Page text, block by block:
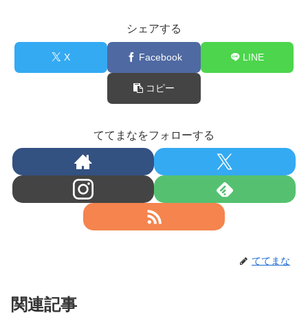
シェアする
X Facebook LINE
コピー
ててまなをフォローする
ててまな
関連記事